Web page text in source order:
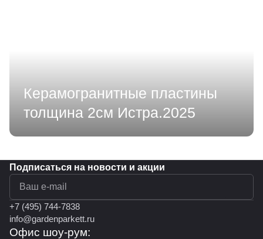
Керамогранитные пластины
толщина 2см Истра.2025
Подписаться на новости и акции
+7 (495) 744-7838
info@gardenparkett.ru
Офис шоу-рум: